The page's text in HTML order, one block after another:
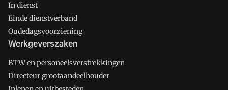
In dienst
Einde dienstverband
Oudedagsvoorziening
Werkgeverszaken
BTW en personeelsverstrekkingen
Directeur grootaandeelhouder